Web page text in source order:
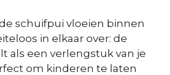
schuifpui vloeien binnen
in elkaar over: de
als een verlengstuk van je
om kinderen te laten